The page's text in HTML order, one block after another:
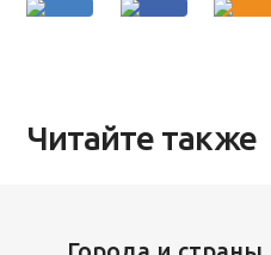
Читайте также